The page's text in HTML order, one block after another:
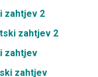
zahtjev 2
zahtjev 2
zahtjev
zahtjev